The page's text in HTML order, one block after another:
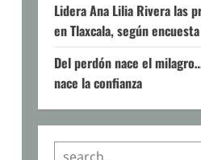
Lidera Ana Lilia Rivera las
en Tlaxcala, según
Del perdón nace el
nace la confianza
SEARCH